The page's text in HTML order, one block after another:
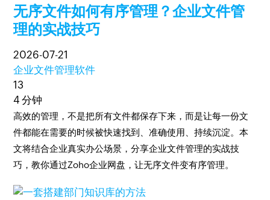
无序文件如何有序管理？企业文件管
理的实战技巧
2026-07-21
企业文件管理软件
13
4 分钟
高效的管理，不是把所有文件都保存下来，而是让每一份文
件都能在需要的时候被快速找到、准确使用、持续沉淀。本
文将结合企业真实办公场景，分享企业文件管理的实战技
巧，教你通过Zoho企业网盘，让无序文件变有序管理。